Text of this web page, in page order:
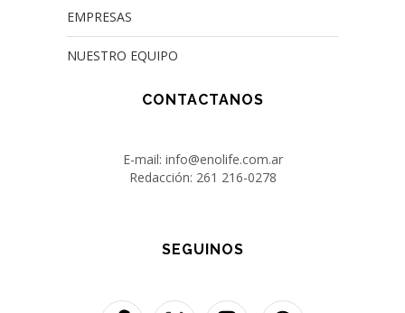
EMPRESAS
NUESTRO EQUIPO
CONTACTANOS
E-mail: info@enolife.com.ar
Redacción: 261 216-0278
SEGUINOS